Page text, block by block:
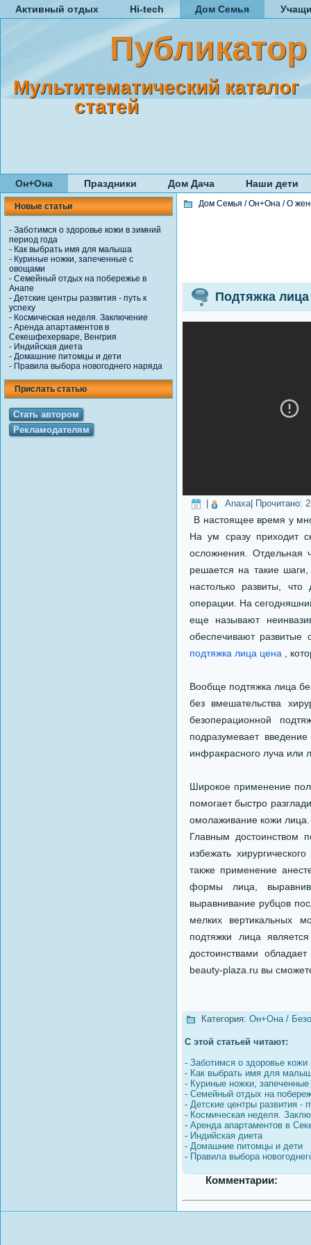
Активный отдых Hi-tech Дом Семья
Публикатор
Мультитематический каталог
статей
Он+Она Праздники Дом Дача Наши дети
Новые статьи
- Заботимся о здоровье кожи в зимний
период года
- Как выбрать имя для малыша
- Куриные ножки, запеченные с
овощами
- Семейный отдых на побережье в
Анапе
- Детские центры развития - путь к
успеху
- Космическая неделя. Заключение
- Аренда апартаментов в
Секешфехерваре, Венгрия
- Индийская диета
- Домашние питомцы и дети
- Правила выбора новогоднего наряда
Прислать статью
Стать автором
Рекламодателям
Дом Семья /Он+Она /О
Подтяжка
Anaxa| Прочитано:
В настоящее время у
На ум сразу приходит
осложнения. Отдельная
решается на такие
настолько развиты,
операции. На
еще называют
обеспечивают
подтяжка лица цена ,
Вообще подтяжка лица
без вмешательства
безоперационной
подразумевает
инфракрасного луча или
Широкое применение
помогает быстро
омолаживание кожи лица.
Главным достоинством
избежать
также применение
формы лица,
выравнивание рубцов
мелких вертикальных
подтяжки лица
достоинствами
beauty-plaza.ru вы
Категория: Он+Она/
С этой статьей читают:
- Заботимся о здоровье
- Как выбрать имя для
- Куриные ножки,
- Семейный отдых на
- Детские центры развития -
- Космическая неделя.
- Аренда апартаментов в
- Индийская диета
- Домашние питомцы и дети
- Правила выбора
Комментарии: